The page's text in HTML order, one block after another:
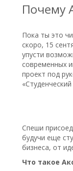
Почему
Пока ты это
скоро, 15
упусти
современных
проект под
Спеши
будучи еще
бизнеса, от
Что такое